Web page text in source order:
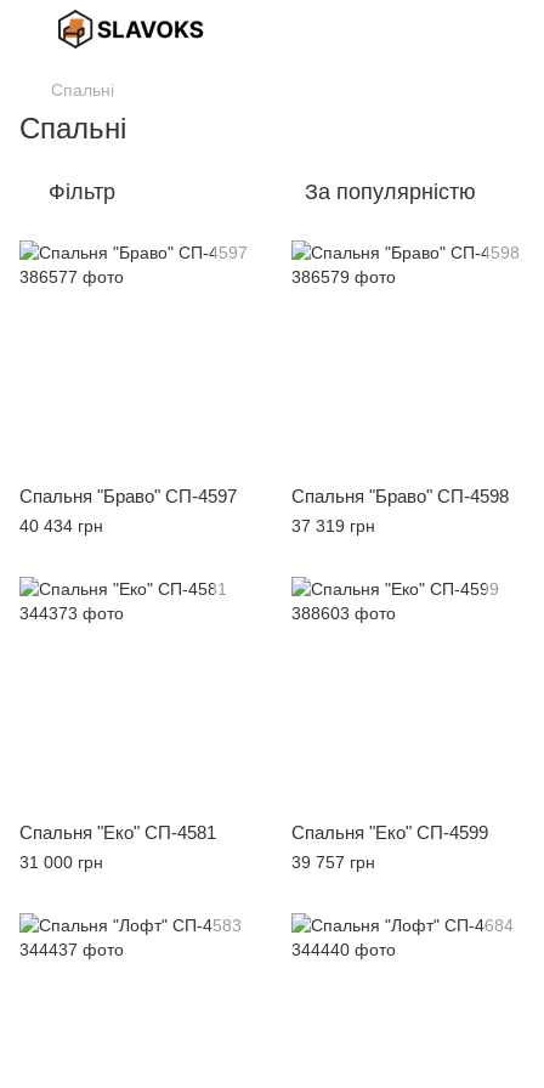
Спальні
Спальні
Фільтр За популярністю
Спальня "Браво" СП-4597
40 434 грн
Спальня "Браво" СП-4598
37 319 грн
Спальня "Еко" СП-4581
31 000 грн
Спальня "Еко" СП-4599
39 757 грн